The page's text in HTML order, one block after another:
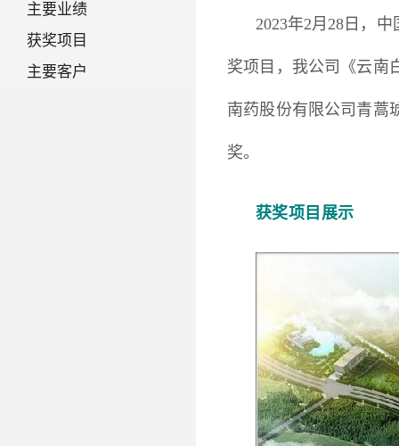
主要业绩
获奖项目
主要客户
2023年2月28日，
奖项目，我公司《云南
南药股份有限公司青蒿
奖。
获奖项目展示